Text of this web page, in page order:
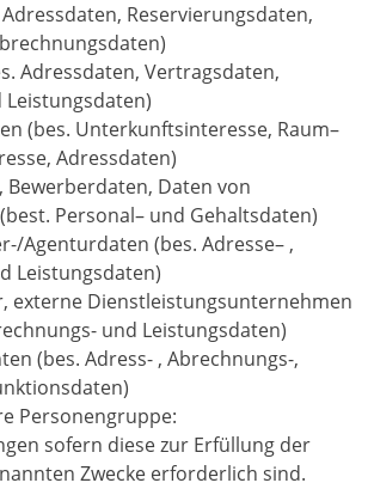
Reservierungsdaten,
Adressdaten, Vertragsdaten,
(bes. Unterkunftsinteresse, Raum–
Adressdaten)
Daten von
Personal– und Gehaltsdaten)
Agenturdaten (bes. Adresse– ,
Leistungsdaten)
externe Dienstleistungsunternehmen
und Leistungsdaten)
(bes. Adress- , Abrechnungs-,
Personengruppe:
sofern diese zur Erfüllung der
Zwecke erforderlich sind.